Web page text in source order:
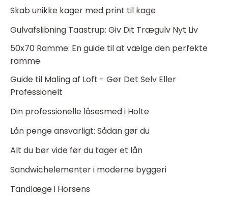
Skab unikke kager med print til kage
Gulvafslibning Taastrup: Giv Dit Trægulv Nyt Liv
50x70 Ramme: En guide til at vælge den perfekte
ramme
Guide til Maling af Loft - Gør Det Selv Eller
Professionelt
Din professionelle låsesmed i Holte
Lån penge ansvarligt: Sådan gør du
Alt du bør vide før du tager et lån
Sandwichelementer i moderne byggeri
Tandlæge i Horsens